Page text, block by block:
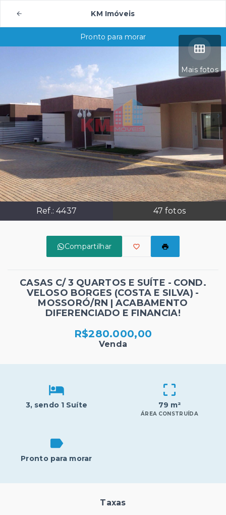
KM Imóveis
Mais fotos
Ref.: 4437 47 fotos
Pronto para morar
Compartilhar
CASAS C/ 3 QUARTOS E SUÍTE - COND.
VELOSO BORGES (COSTA E SILVA) -
MOSSORÓ/RN | ACABAMENTO
DIFERENCIADO E FINANCIA!
R$280.000,00
Venda
3, sendo 1 Suíte 79 m²
ÁREA CONSTRUÍDA
Pronto para morar
Taxas